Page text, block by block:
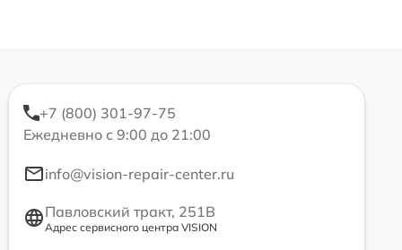
+7 (800) 301-97-75
Ежедневно с 9:00 до 21:00
info@vision-repair-center.ru
Павловский тракт, 251В
Адрес сервисного центра VISION